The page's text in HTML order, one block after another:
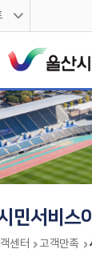
민서비스
센터 고객만족